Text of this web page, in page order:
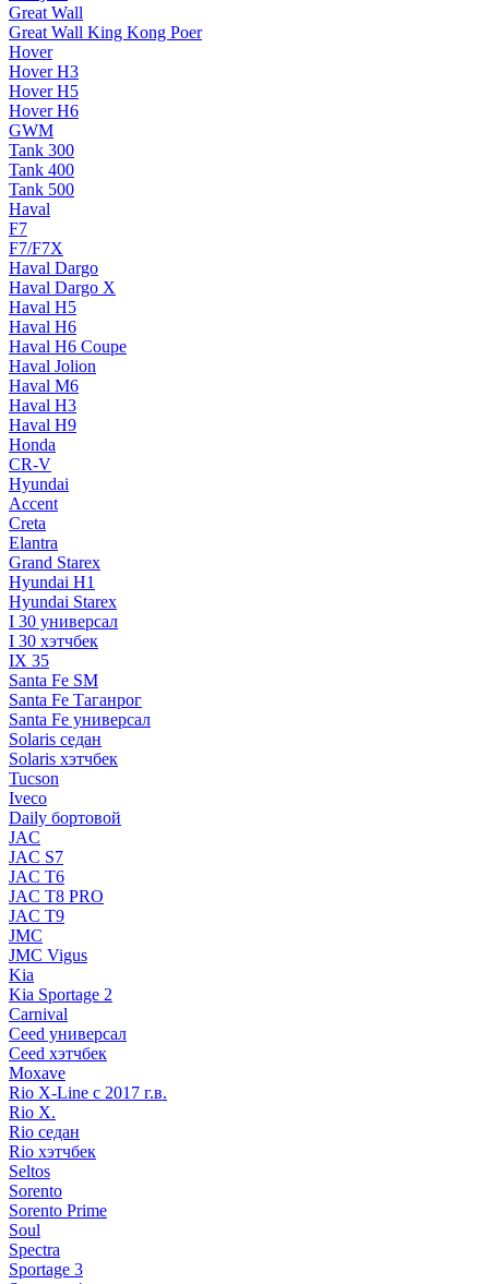
Great Wall
Great Wall King Kong Poer
Hover
Hover H3
Hover H5
Hover H6
GWM
Tank 300
Tank 400
Tank 500
Haval
F7
F7/F7X
Haval Dargo
Haval Dargo Х
Haval H5
Haval H6
Haval H6 Coupe
Haval Jolion
Haval M6
Haval Н3
Haval Н9
Honda
CR-V
Hyundai
Accent
Creta
Elantra
Grand Starex
Hyundai H1
Hyundai Starex
I 30 универсал
I 30 хэтчбек
IX 35
Santa Fe SM
Santa Fe Таганрог
Santa Fe универсал
Solaris седан
Solaris хэтчбек
Tucson
Iveco
Daily бортовой
JAC
JAC S7
JAC T6
JAC T8 PRO
JAC T9
JMC
JMC Vigus
Kia
Kia Sportage 2
Carnival
Ceed универсал
Ceed хэтчбек
Moxave
Rio X-Line c 2017 г.в.
Rio X.
Rio седан
Rio хэтчбек
Seltos
Sorento
Sorento Prime
Soul
Spectra
Sportage 3